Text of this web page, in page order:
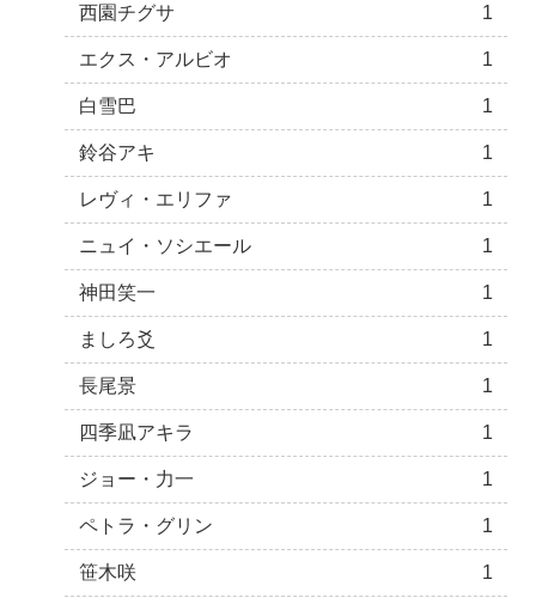
西園チグサ 1
エクス・アルビオ 1
白雪巴 1
鈴谷アキ 1
レヴィ・エリファ 1
ニュイ・ソシエール 1
神田笑一 1
ましろ爻 1
長尾景 1
四季凪アキラ 1
ジョー・力一 1
ペトラ・グリン 1
笹木咲 1